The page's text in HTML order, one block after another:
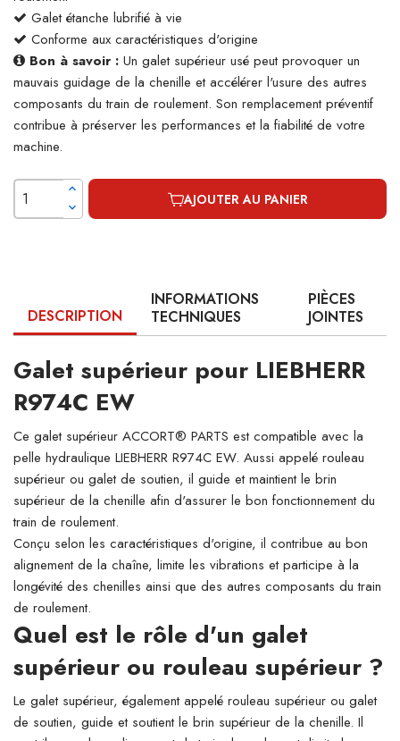
Galet étanche lubrifié à vie
Conforme aux caractéristiques d'origine
Bon à savoir : Un galet supérieur usé peut provoquer un
mauvais guidage de la chenille et accélérer l'usure des autres
composants du train de roulement. Son remplacement préventif
contribue à préserver les performances et la fiabilité de votre
machine.
AJOUTER AU PANIER
DESCRIPTION
INFORMATIONS
TECHNIQUES
PIÈCES
JOINTES
Galet supérieur pour LIEBHERR
R974C EW
Ce galet supérieur ACCORT® PARTS est compatible avec la
pelle hydraulique LIEBHERR R974C EW. Aussi appelé rouleau
supérieur ou galet de soutien, il guide et maintient le brin
supérieur de la chenille afin d'assurer le bon fonctionnement du
train de roulement.
Conçu selon les caractéristiques d'origine, il contribue au bon
alignement de la chaîne, limite les vibrations et participe à la
longévité des chenilles ainsi que des autres composants du train
de roulement.
Quel est le rôle d'un galet
supérieur ou rouleau supérieur ?
Le galet supérieur, également appelé rouleau supérieur ou galet
de soutien, guide et soutient le brin supérieur de la chenille. Il